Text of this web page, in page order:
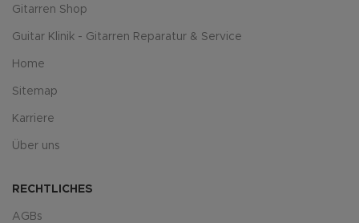
Gitarren Shop
Guitar Klinik - Gitarren Reparatur & Service
Home
Sitemap
Karriere
Über uns
RECHTLICHES
AGBs